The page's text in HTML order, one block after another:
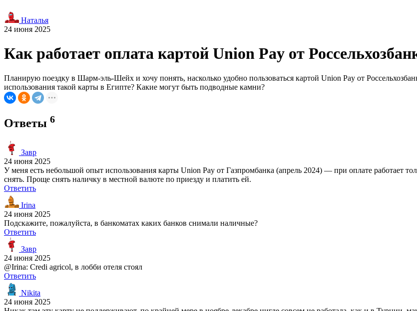
Наталья
24 июня 2025
Как работает оплата картой Union Pay от
Планирую поездку в Шарм-эль-Шейх и хочу понять, насколько удобно пользоваться картой Union Pay от
использования такой карты в Египте? Какие могут быть подводные камни?
Ответы 6
Завр
24 июня 2025
У меня есть небольшой опыт использования карты Union Pay от Газпромбанка (апрель 2024) — при оплате работает
снять. Проще снять наличку в местной валюте по приезду и платить ей.
Ответить
Irina
24 июня 2025
Подскажите, пожалуйста, в банкоматах каких банков снимали наличные?
Ответить
Завр
24 июня 2025
@Irina: Credi agricol, в лобби отеля стоял
Ответить
Nikita
24 июня 2025